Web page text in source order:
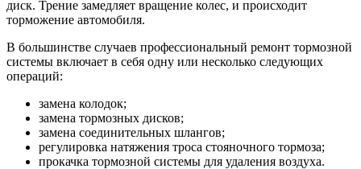
диск. Трение замедляет вращение колес, и происходит
торможение автомобиля.
В большинстве случаев профессиональный ремонт тормозной
системы включает в себя одну или несколько следующих
операций:
замена колодок;
замена тормозных дисков;
замена соединительных шлангов;
регулировка натяжения троса стояночного тормоза;
прокачка тормозной системы для удаления воздуха.